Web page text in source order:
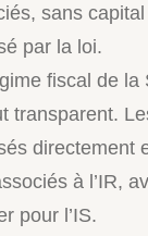
sans
par la loi.
fiscal de la
transparent.
directement
à l’IR,
pour l’IS.